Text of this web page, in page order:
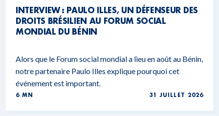
INTERVIEW : PAULO ILLES, UN DÉFENSEUR DES
DROITS BRÉSILIEN AU FORUM SOCIAL
MONDIAL DU BÉNIN
Alors que le Forum social mondial a lieu en août au Bénin,
notre partenaire Paulo Illes explique pourquoi cet
événement est important.
6 MN 31 JUILLET 2026